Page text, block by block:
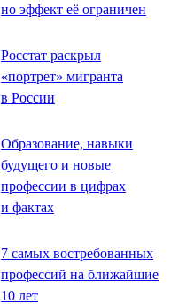
но эффект её ограничен
Росстат раскрыл
«портрет» мигранта
в России
Образование, навыки
будущего и новые
профессии в цифрах
и фактах
7 самых востребованных
профессий на ближайшие
10 лет